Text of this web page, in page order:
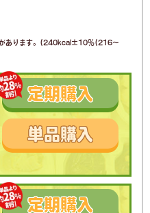
があります。(240kcal±10％(216～
定期購入
単品購入
定期購入